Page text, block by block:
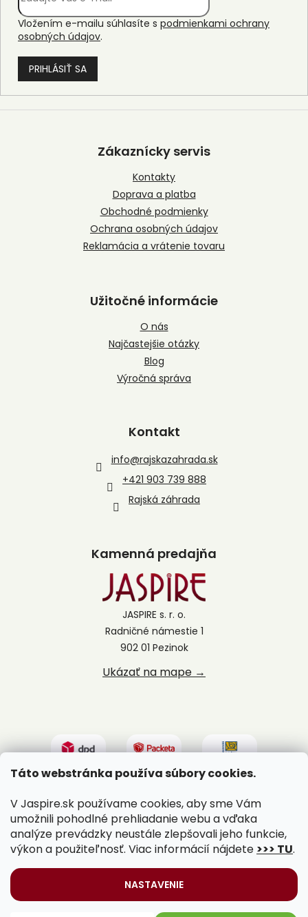
Táto webstránka používa súbory cookies.
V Jaspire.sk používame cookies, aby sme Vám
umožnili pohodlné prehliadanie webu a vďaka
analýze prevádzky neustále zlepšovali jeho funkcie,
výkon a použiteľnosť. Viac informácií nájdete >>> TU.
NASTAVENIE
Vložením e-mailu súhlasíte s podmienkami ochrany
osobných údajov.
PRIHLÁSIŤ SA
Z
Zákaznícky servis
Kontakty
Doprava a platba
Obchodné podmienky
Ochrana osobných údajov
Reklamácia a vrátenie tovaru
Užitočné informácie
O nás
Najčastejšie otázky
Blog
Výročná správa
Kontakt
info@rajskazahrada.sk
+421 903 739 888
Rajská záhrada
Kamenná predajňa
JASPIRE s. r. o.
Radničné námestie 1
902 01 Pezinok
Ukázať na mape →